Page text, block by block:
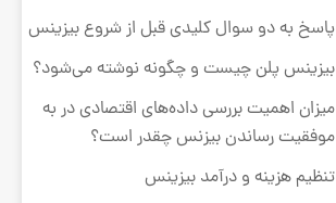
پاسخ به دو سوال کلیدی قبل از شروع بیزینس
بیزینس پلن چیست و چگونه نوشته می‌شود؟
میزان اهمیت بررسی داده‌های اقتصادی در به
موفقیت رساندن بیزنس چقدر است؟
تنظیم هزینه و درآمد بیزینس